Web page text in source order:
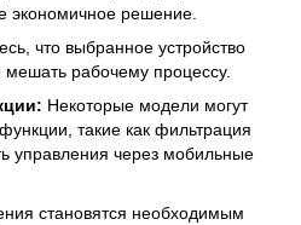
экономичное решение.
что выбранное устройство
мешать рабочему процессу.
Некоторые модели могут
такие как фильтрация
управления через мобильные
становятся необходимым